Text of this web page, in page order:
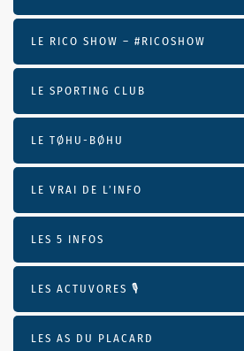
LE RICO SHOW – #RICOSHOW
LE SPORTING CLUB
LE TØHU-BØHU
LE VRAI DE L’INFO
LES 5 INFOS
LES ACTUVORES 🎙
LES AS DU PLACARD